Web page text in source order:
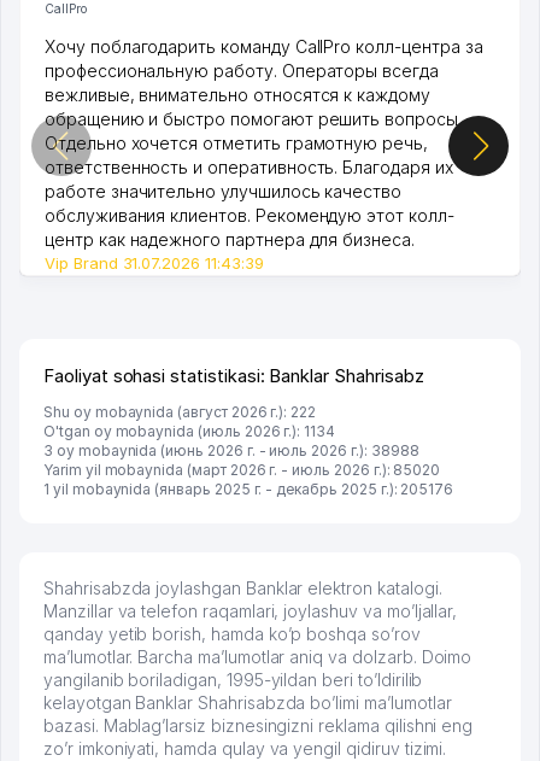
CallPro
Хочу поблагодарить команду CallPro колл-центра за
профессиональную работу. Операторы всегда
вежливые, внимательно относятся к каждому
обращению и быстро помогают решить вопросы.
Отдельно хочется отметить грамотную речь,
ответственность и оперативность. Благодаря их
работе значительно улучшилось качество
обслуживания клиентов. Рекомендую этот колл-
центр как надежного партнера для бизнеса.
Vip Brand 31.07.2026 11:43:39
Faoliyat sohasi statistikasi: Banklar Shahrisabz
Shu oy mobaynida (август 2026 г.): 222
O'tgan oy mobaynida (июль 2026 г.): 1134
3 oy mobaynida (июнь 2026 г. - июль 2026 г.): 38988
Yarim yil mobaynida (март 2026 г. - июль 2026 г.): 85020
1 yil mobaynida (январь 2025 г. - декабрь 2025 г.): 205176
Shahrisabzda joylashgan Banklar elektron katalogi.
Manzillar va telefon raqamlari, joylashuv va mo’ljallar,
qanday yetib borish, hamda ko’p boshqa so’rov
ma’lumotlar. Barcha ma’lumotlar aniq va dolzarb. Doimo
yangilanib boriladigan, 1995-yildan beri to’ldirilib
kelayotgan Banklar Shahrisabzda bo’limi ma’lumotlar
bazasi. Mablag’larsiz biznesingizni reklama qilishni eng
zo’r imkoniyati, hamda qulay va yengil qidiruv tizimi.